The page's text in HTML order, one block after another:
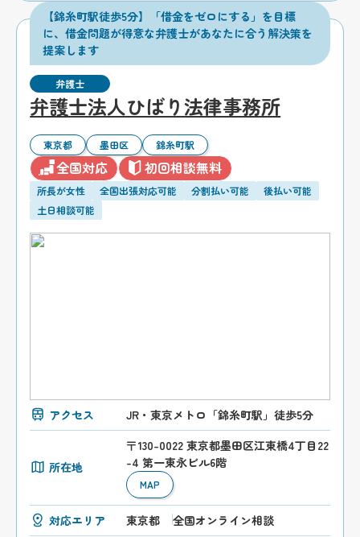
【錦糸町駅徒歩5分】「借金をゼロにする」を目標
に、借金問題が得意な弁護士があなたに合う解決策を
提案します
弁護士
弁護士法人ひばり法律事務所
東京都 墨田区 錦糸町駅
全国対応 初回相談無料
所長が女性 全国出張対応可能 分割払い可能
後払い可能
土日相談可能
アクセス JR・東京メトロ「錦糸町駅」徒歩5分
所在地
〒130-0022 東京都墨田区江東橋4丁目22
-4 第一東永ビル6階
MAP
対応エリア 東京都 全国オンライン相談